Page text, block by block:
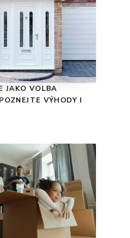
JAKO VOLBA
VÝHODY I